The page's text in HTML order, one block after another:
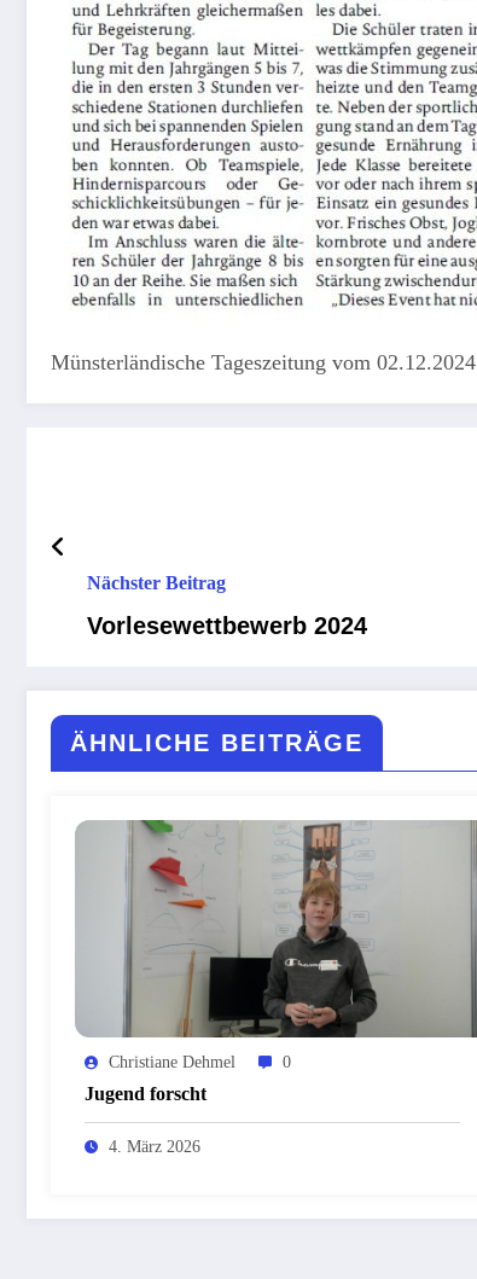
Münsterländische Tageszeitung vom 02.12.2024
Nächster Beitrag
Vorlesewettbewerb 2024
ÄHNLICHE BEITRÄGE
Christiane Dehmel 0
Jugend forscht
4. März 2026